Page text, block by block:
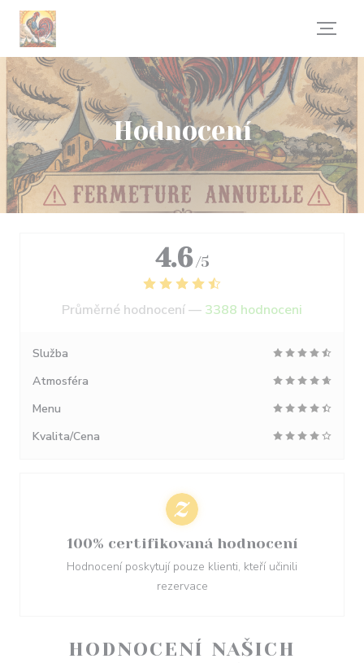
Panel pro správu cookies
Hodnocení
HODNOCENÍ NAŠICH
4.6 /5
Průměrné hodnocení — 3388 hodnoceni
Služba
Atmosféra
Menu
Kvalita/Cena
100% certifikovaná hodnocení
Hodnocení poskytují pouze klienti, kteří učinili
rezervace